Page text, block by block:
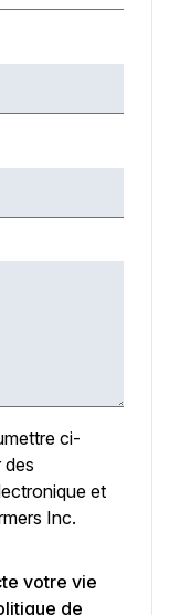
ci-
des
et
Inc.
votre vie
de